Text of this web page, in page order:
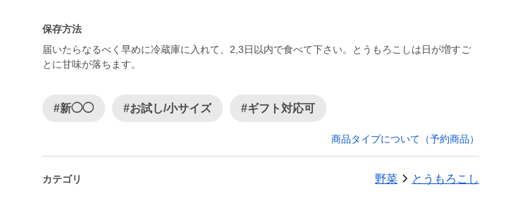
保存方法
届いたらなるべく早めに冷蔵庫に入れて、2,3日以内で食べて下さい。とうもろこしは日が増すご
とに甘味が落ちます。
#新◯◯ #お試し/小サイズ #ギフト対応可
商品タイプについて（予約商品）
カテゴリ 野菜 とうもろこし